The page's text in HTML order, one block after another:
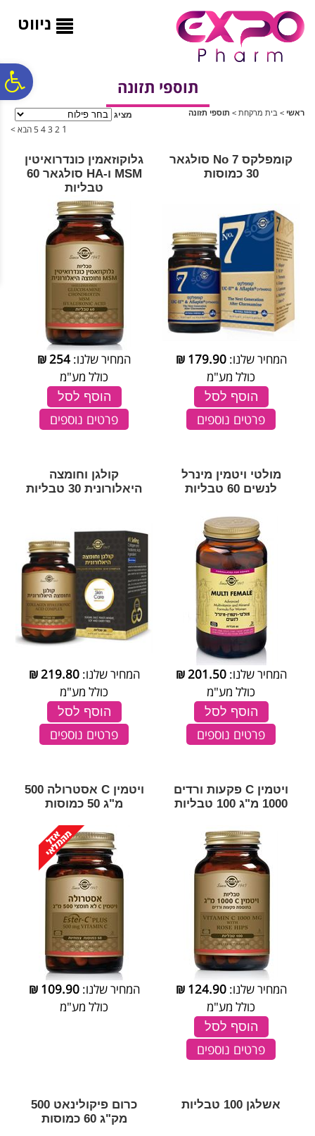
ניווט
תוספי תזונה
ראשי > בית מרקחת > תוספי תזונה מציג
1
2
3
4
5הבא >
קומפלקס No 7 סולגאר
30 כמוסות
המחיר שלנו:179.90
₪
כולל מע"מ
הוסף לסל
פרטים נוספים
גלוקוזאמין כונדרואיטין
MSM ו-HA סולגאר 60
טבליות
המחיר שלנו: 254
₪
כולל מע"מ
הוסף לסל
פרטים נוספים
מולטי ויטמין מינרל
לנשים 60 טבליות
המחיר שלנו:201.50
₪
כולל מע"מ
הוסף לסל
פרטים נוספים
קולגן וחומצה
היאלורונית 30 טבליות
המחיר שלנו:219.80
₪
כולל מע"מ
הוסף לסל
פרטים נוספים
ויטמין C פקעות ורדים
1000 מ"ג 100 טבליות
המחיר שלנו:124.90
₪
כולל מע"מ
הוסף לסל
פרטים נוספים
ויטמין C אסטרולה 500
מ"ג 50 כמוסות
המחיר שלנו:109.90
₪
כולל מע"מ
אשלגן 100 טבליות
כרום פיקולינאט 500
מק"ג 60 כמוסות